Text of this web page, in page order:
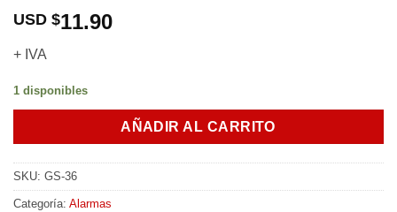
USD $11.90
+ IVA
1 disponibles
AÑADIR AL CARRITO
SKU: GS-36
Categoría: Alarmas